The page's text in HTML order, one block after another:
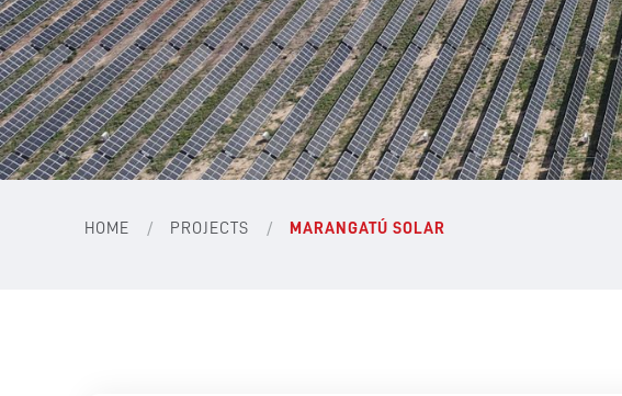
HOME / PROJECTS / MARANGATÚ SOLAR